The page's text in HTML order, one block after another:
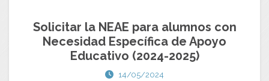
Solicitar la NEAE para alumnos con
Necesidad Específica de Apoyo
Educativo (2024-2025)
14/05/2024